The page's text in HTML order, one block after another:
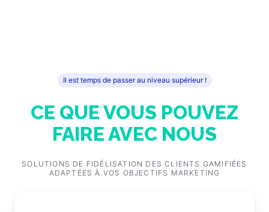
Plus de campagnes réussies et d'inspiration